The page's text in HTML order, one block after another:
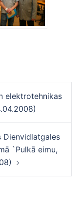
elektrotehnikas
`Pulkā eimu,